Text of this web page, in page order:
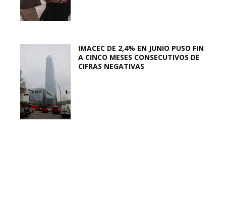
IMACEC DE 2,4% EN JUNIO PUSO FIN
A CINCO MESES CONSECUTIVOS DE
CIFRAS NEGATIVAS